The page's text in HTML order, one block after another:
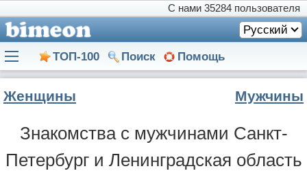
С нами 35284 пользователя
Русский
ТОП-100 Поиск Помощь
Знакомства с мужчинами Санкт-
Петербург и Ленинградская область
Женщины Мужчины